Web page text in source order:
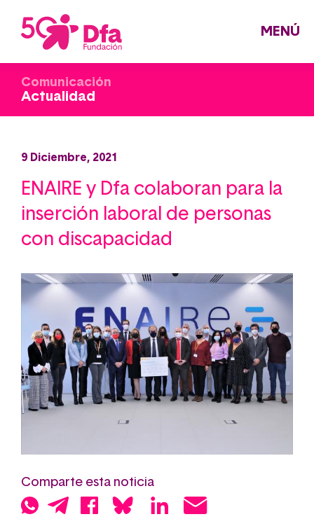
contenido
principal
MENÚ
Comunicación
Actualidad
9 Diciembre, 2021
ENAIRE y Dfa colaboran para la
inserción laboral de personas
con discapacidad
Comparte esta noticia